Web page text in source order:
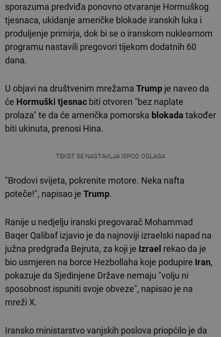
sporazuma predviđa ponovno otvaranje Hormuškog
tjesnaca, ukidanje američke blokade iranskih luka i
produljenje primirja, dok bi se o iranskom nuklearnom
programu nastavili pregovori tijekom dodatnih 60
dana.
U objavi na društvenim mrežama Trump je naveo da
će Hormuški tjesnac biti otvoren "bez naplate
prolaza" te da će američka pomorska blokada također
biti ukinuta, prenosi Hina.
TEKST SE NASTAVLJA ISPOD OGLASA
"Brodovi svijeta, pokrenite motore. Neka nafta
poteče!", napisao je Trump.
Ranije u nedjelju iranski pregovarač Mohammad
Baqer Qalibaf izjavio je da najnoviji izraelski napad na
južna predgrađa Bejruta, za koji je Izrael rekao da je
bio usmjeren na borce Hezbollaha koje podupire Iran,
pokazuje da Sjedinjene Države nemaju "volju ni
sposobnost ispuniti svoje obveze", napisao je na
mreži X.
Iransko ministarstvo vanjskih poslova priopćilo je da